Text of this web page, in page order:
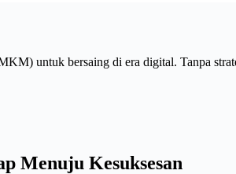
untuk bersaing di era digital. Tanpa
Menuju Kesuksesan